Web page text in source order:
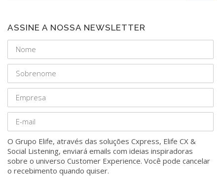
ASSINE A NOSSA NEWSLETTER
O Grupo Elife, através das soluções Cxpress, Elife CX &
Social Listening, enviará emails com ideias inspiradoras
sobre o universo Customer Experience. Você pode cancelar
o recebimento quando quiser.